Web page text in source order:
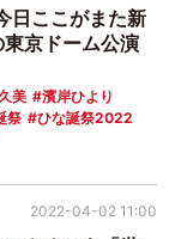
日ここがまた新
京ドーム公演
美
濱岸ひより
祭
ひな誕祭2022
2022-04-02 11:00